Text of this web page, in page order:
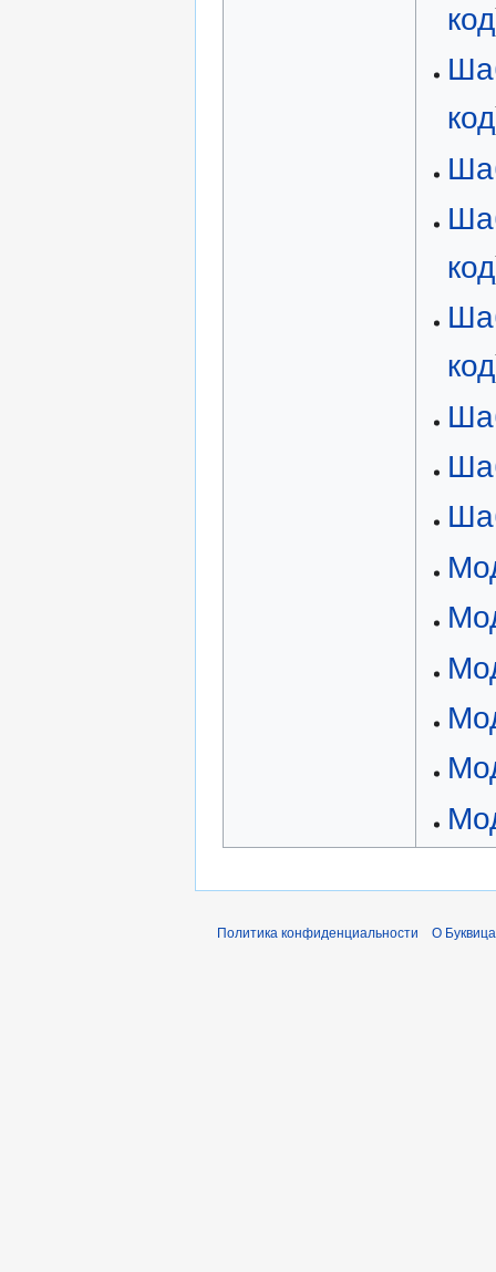
код
код
код
код
Политика конфиденциальности О Буквица